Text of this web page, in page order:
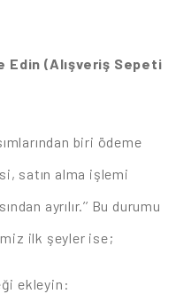
Edin (Alışveriş Sepeti
biri ödeme
satın alma işlemi
ayrılır.’’ Bu durumu
ilk şeyler ise;
ekleyin: